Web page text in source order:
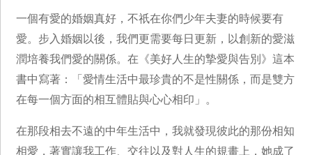
一個有愛的婚姻真好，不祇在你們少年夫妻的時候要有
愛。步入婚姻以後，我們更需要每日更新，以創新的愛滋
潤培養我們愛的關係。在《美好人生的摯愛與告別》這本
書中寫著：「愛情生活中最珍貴的不是性關係，而是雙方
在每一個方面的相互體貼與心心相印」。
在那段相去不遠的中年生活中，我就發現彼此的那份相知
相愛，著實讓我工作、交往以及對人生的規畫上，她成了